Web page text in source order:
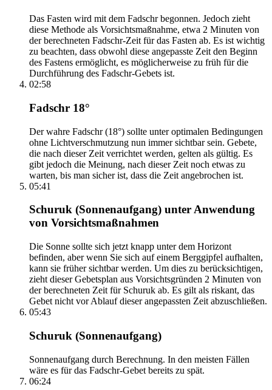
Das Fasten wird mit dem Fadschr begonnen. Jedoch zieht
diese Methode als Vorsichtsmaßnahme, etwa 2 Minuten von
der berechneten Fadschr-Zeit für das Fasten ab. Es ist wichtig
zu beachten, dass obwohl diese angepasste Zeit den Beginn
des Fastens ermöglicht, es möglicherweise zu früh für die
Durchführung des Fadschr-Gebets ist.
02:58
Fadschr 18°
Der wahre Fadschr (18°) sollte unter optimalen Bedingungen
ohne Lichtverschmutzung nun immer sichtbar sein. Gebete,
die nach dieser Zeit verrichtet werden, gelten als gültig. Es
gibt jedoch die Meinung, nach dieser Zeit noch etwas zu
warten, bis man sicher ist, dass die Zeit angebrochen ist.
05:41
Schuruk (Sonnenaufgang) unter Anwendung
von Vorsichtsmaßnahmen
Die Sonne sollte sich jetzt knapp unter dem Horizont
befinden, aber wenn Sie sich auf einem Berggipfel aufhalten,
kann sie früher sichtbar werden. Um dies zu berücksichtigen,
zieht dieser Gebetsplan aus Vorsichtsgründen 2 Minuten von
der berechneten Zeit für Schuruk ab. Es gilt als riskant, das
Gebet nicht vor Ablauf dieser angepassten Zeit abzuschließen.
05:43
Schuruk (Sonnenaufgang)
Sonnenaufgang durch Berechnung. In den meisten Fällen
wäre es für das Fadschr-Gebet bereits zu spät.
06:24